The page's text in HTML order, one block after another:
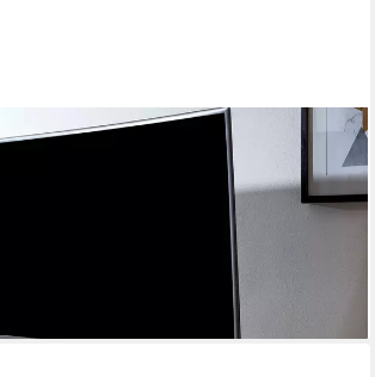
TV-Board Kommode 160cm MDF Eiche
Türen (Holz Eiche-Dekor 160x45x40 cm mit
Hoch, Fernsehtisch, TV-Schrank
bei dir